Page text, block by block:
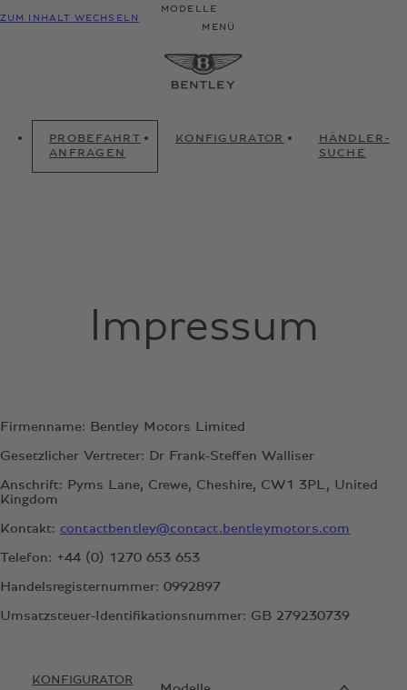
ZUM INHALT WECHSELN
MODELLE
MENÜ
PROBEFAHRT
ANFRAGEN
KONFIGURATOR
HÄNDLER-
SUCHE
Impressum
Firmenname: Bentley Motors Limited
Gesetzlicher Vertreter: Dr Frank-Steffen Walliser
Anschrift: Pyms Lane, Crewe, Cheshire, CW1 3PL, United
Kingdom
Kontakt: contactbentley@contact.bentleymotors.com
Telefon: +44 (0) 1270 653 653
Handelsregisternummer: 0992897
Umsatzsteuer-Identifikationsnummer: GB 279230739
KONFIGURATOR